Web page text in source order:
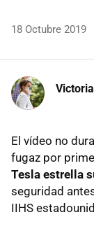
18 Octubre 2019
El vídeo no
fugaz por
Tesla estrella
seguridad
IIHS